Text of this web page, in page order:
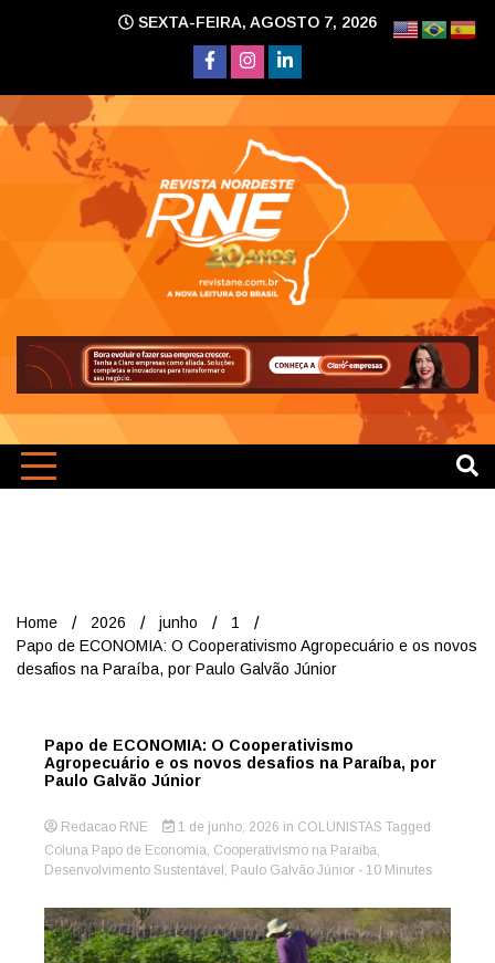
SEXTA-FEIRA, AGOSTO 7, 2026
Home 2026 junho
1
Papo de ECONOMIA: O Cooperativismo Agropecuário e os novos
desafios na Paraíba, por Paulo Galvão Júnior
Papo de ECONOMIA: O Cooperativismo
Agropecuário e os novos desafios na Paraíba, por
Paulo Galvão Júnior
Redacao RNE 1 de junho, 2026 in COLUNISTAS Tagged
Coluna Papo de Economia Cooperativismo na Paraíba
Desenvolvimento Sustentável Paulo Galvão Júnior - 10 Minutes